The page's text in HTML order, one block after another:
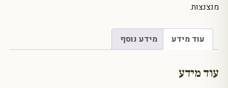
מנצנצות.
עוד מידע מידע נוסף
עוד מידע